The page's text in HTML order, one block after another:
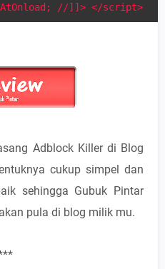
//]]> </script>
Adblock Killer di Blog
cukup simpel dan
sehingga Gubuk Pintar
pula di blog milik mu.